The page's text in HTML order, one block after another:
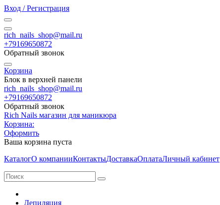
Вход / Регистрация
rich_nails_shop@mail.ru
+79169650872
Обратный звонок
Корзина
Блок в верхней панели
rich_nails_shop@mail.ru
+79169650872
Обратный звонок
Rich Nails магазин для маникюра
Корзина:
Оформить
Ваша корзина пуста
КаталогО компанииКонтактыДоставкаОплатаЛичный кабинет
Депиляция